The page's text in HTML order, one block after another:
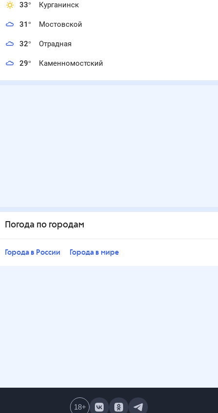
33° Курганинск
31° Мостовской
32° Отрадная
29° Каменномостский
Погода по городам
Города в России Города в мире
18+